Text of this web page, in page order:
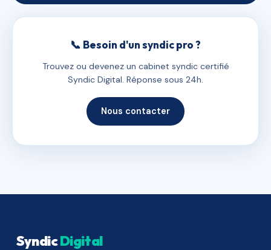
📞 Besoin d'un syndic pro ?
Trouvez ou devenez un cabinet syndic certifié
Syndic Digital. Réponse sous 24h.
Nous contacter
SyndicDigital